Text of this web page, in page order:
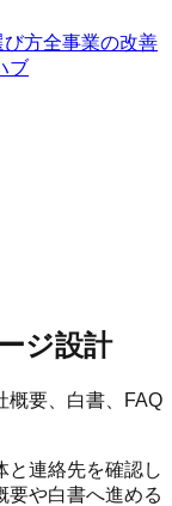
び方全事業の改善
ブ
ジ設計
概要、白書、FAQ
と連絡先を確認し
要や白書へ進める